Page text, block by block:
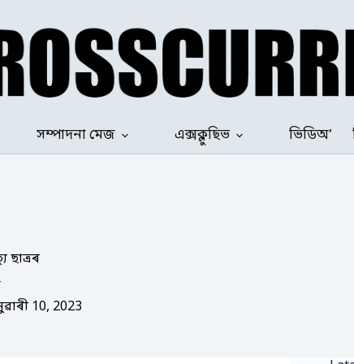
সম্পাদনা মেজ এক্সক্লুছিভ ভিডিঅ’
ছাত্ৰৰ
10, 2023